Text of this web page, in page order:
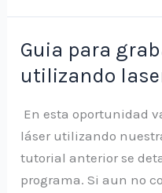
de
postprocesado
para
CNC
XL
Guia para
utilizando
En esta oportunidad
láser utilizando
tutorial anterior se
programa. Si aun no